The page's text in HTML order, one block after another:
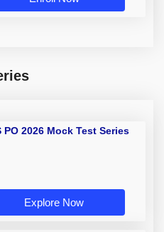
PO 2026 Mock Test Series
Explore Now